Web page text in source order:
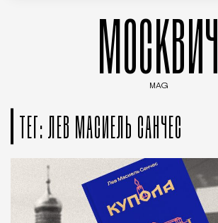
МОСКВИЧ
MAG
ТЕГ: ЛЕВ МАСИЕЛЬ САНЧЕС